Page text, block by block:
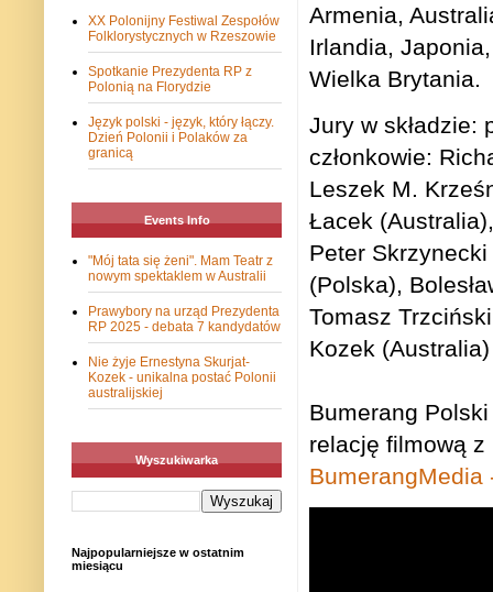
Armenia,
Irlandia,
Wielka Brytania.
Jury w składzie:
członkowie:
Leszek M.
Łacek
Peter
(Polska),
Tomasz
Kozek
Bumerang
relację filmową z
BumerangMedia
XX Polonijny Festiwal Zespołów
Folklorystycznych w Rzeszowie
Spotkanie Prezydenta RP z
Polonią na Florydzie
Język polski - język, który łączy.
Dzień Polonii i Polaków za
granicą
Events Info
"Mój tata się żeni". Mam Teatr z
nowym spektaklem w Australii
Prawybory na urząd Prezydenta
RP 2025 - debata 7 kandydatów
Nie żyje Ernestyna Skurjat-
Kozek - unikalna postać Polonii
australijskiej
Wyszukiwarka
Najpopularniejsze w ostatnim
miesiącu